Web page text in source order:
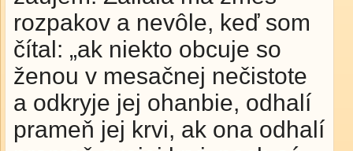
rozpakov a nevôle, keď som
čítal: „ak niekto obcuje so
ženou v mesačnej nečistote
a odkryje jej ohanbie, odhalí
prameň jej krvi, ak ona odhalí